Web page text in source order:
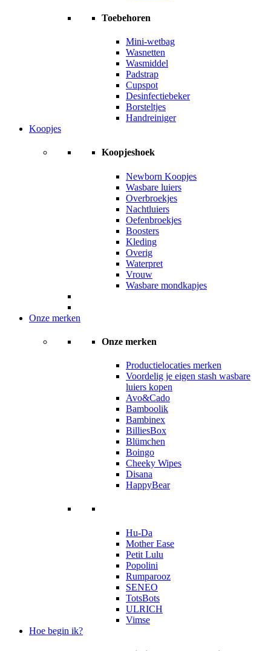
Toebehoren
Mini-wetbag
Wasnetten
Wasmiddel
Padstrap
Cupspot
Desinfectiebeker
Borsteltjes
Handreiniger
Koopjes
Koopjeshoek
Newborn Koopjes
Wasbare luiers
Overbroekjes
Nachtluiers
Oefenbroekjes
Boosters
Kleding
Overig
Waterpret
Vrouw
Wasbare mondkapjes
Onze merken
Onze merken
Productielocaties merken
Voordelig je eigen stash wasbare
luiers kopen
Avo&Cado
Bamboolik
Bambinex
BilliesBox
Blümchen
Boingo
Cheeky Wipes
Disana
HappyBear
Hu-Da
Mother Ease
Petit Lulu
Popolini
Rumparooz
SENEO
TotsBots
ULRICH
Vimse
Hoe begin ik?